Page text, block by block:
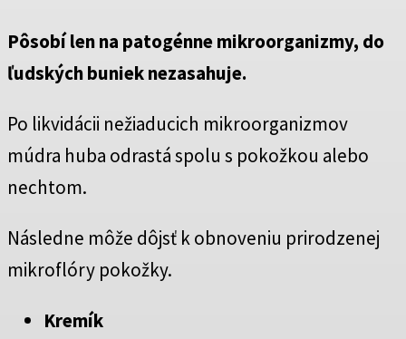
Pôsobí len na patogénne mikroorganizmy, do
ľudských buniek nezasahuje.
Po likvidácii nežiaducich mikroorganizmov
múdra huba odrastá spolu s pokožkou alebo
nechtom.
Následne môže dôjsť k obnoveniu prirodzenej
mikroflóry pokožky.
Kremík